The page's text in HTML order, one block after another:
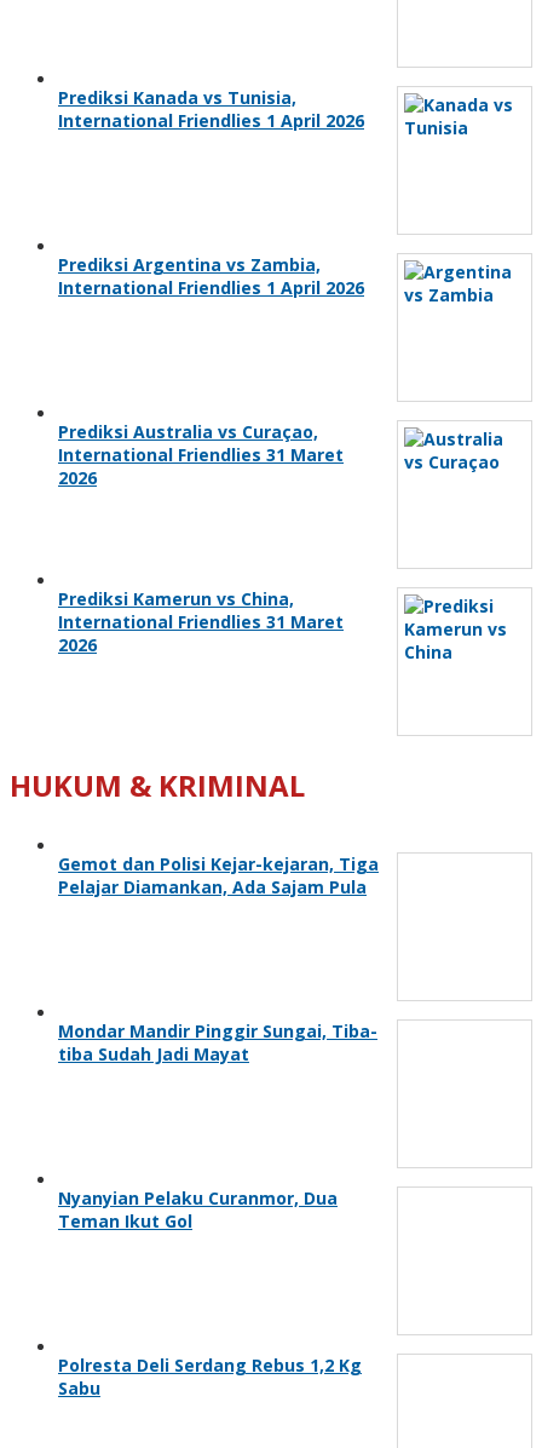
Prediksi Kanada vs Tunisia,
International Friendlies 1 April 2026
Prediksi Argentina vs Zambia,
International Friendlies 1 April 2026
Prediksi Australia vs Curaçao,
International Friendlies 31 Maret
2026
Prediksi Kamerun vs China,
International Friendlies 31 Maret
2026
HUKUM & KRIMINAL
Gemot dan Polisi Kejar-kejaran, Tiga
Pelajar Diamankan, Ada Sajam Pula
Mondar Mandir Pinggir Sungai, Tiba-
tiba Sudah Jadi Mayat
Nyanyian Pelaku Curanmor, Dua
Teman Ikut Gol
Polresta Deli Serdang Rebus 1,2 Kg
Sabu